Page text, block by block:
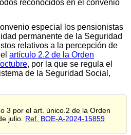
reconocidos en el convenio
especial los pensionistas
permanente de la Seguridad
relativos a la percepción de
artículo 2.2 de la Orden
, por la que se regula el
de la Seguridad Social,
3 por el art. único.2 de la Orden
julio. Ref. BOE-A-2024-15859